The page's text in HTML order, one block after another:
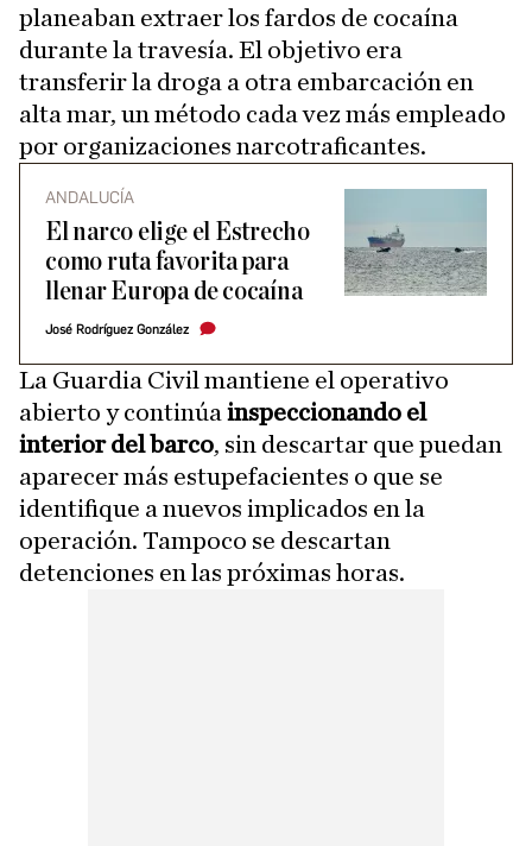
planeaban extraer los fardos de cocaína
durante la travesía. El objetivo era
transferir la droga a otra embarcación en
alta mar, un método cada vez más empleado
por organizaciones narcotraficantes.
ANDALUCÍA
El narco elige el Estrecho
como ruta favorita para
llenar Europa de cocaína
José Rodríguez González
La Guardia Civil mantiene el operativo
abierto y continúa inspeccionando el
interior del barco, sin descartar que puedan
aparecer más estupefacientes o que se
identifique a nuevos implicados en la
operación. Tampoco se descartan
detenciones en las próximas horas.